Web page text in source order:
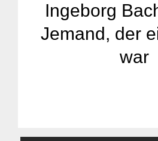
Ingeborg
Jemand, der
war